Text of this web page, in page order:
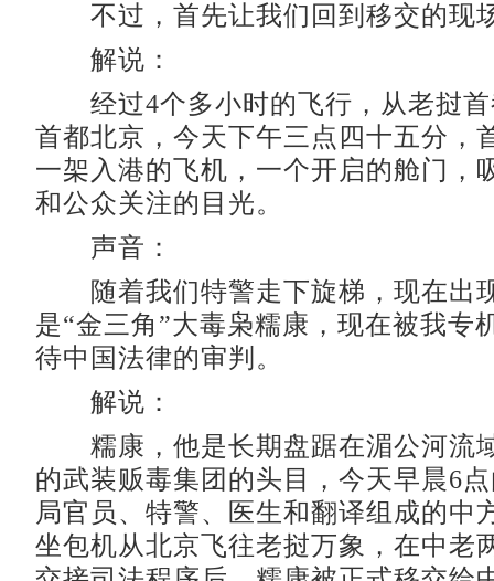
不过，首先让我们回到移交的现
解说：
经过4个多小时的飞行，从老挝首
首都北京，今天下午三点四十五分，
一架入港的飞机，一个开启的舱门，
和公众关注的目光。
声音：
随着我们特警走下旋梯，现在出
是“金三角”大毒枭糯康，现在被我专
待中国法律的审判。
解说：
糯康，他是长期盘踞在湄公河流
的武装贩毒集团的头目，今天早晨6
局官员、特警、医生和翻译组成的中
坐包机从北京飞往老挝万象，在中老